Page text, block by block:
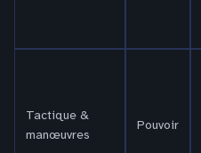
Tactique &
manœuvres
Pouvoir